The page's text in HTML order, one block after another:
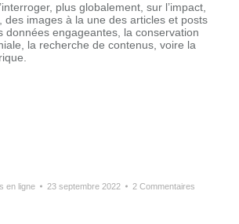
plus globalement, sur l’impact,
des images à la une des articles et posts
données engageantes, la conservation
la recherche de contenus, voire la
en ligne 23 septembre 2022 2 Commentaires